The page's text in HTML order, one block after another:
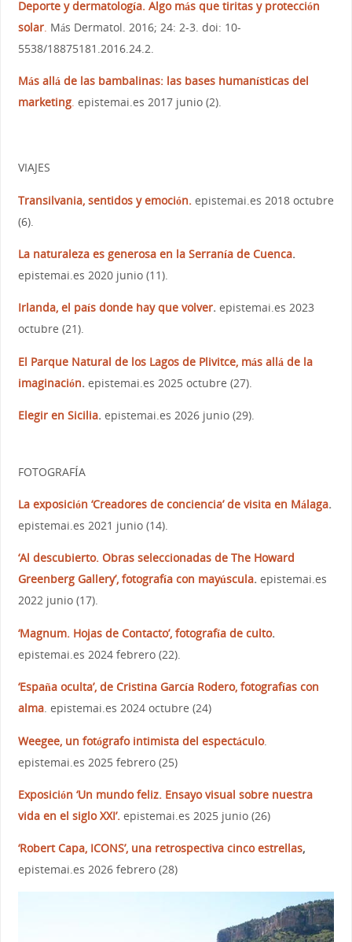
Deporte y dermatología. Algo más que tiritas y protección
solar. Más Dermatol. 2016; 24: 2-3. doi: 10-
5538/18875181.2016.24.2.
Más allá de las bambalinas: las bases humanísticas del
marketing. epistemai.es 2017 junio (2).
VIAJES
Transilvania, sentidos y emoción. epistemai.es 2018 octubre
(6).
La naturaleza es generosa en la Serranía de Cuenca.
epistemai.es 2020 junio (11).
Irlanda, el país donde hay que volver.epistemai.es 2023
octubre (21).
El Parque Natural de los Lagos de Plivitce, más allá de la
imaginación. epistemai.es 2025 octubre (27).
Elegir en Sicilia.epistemai.es 2026 junio (29).
FOTOGRAFÍA
La exposición ‘Creadores de conciencia’ de visita en Málaga.
epistemai.es 2021 junio (14).
‘Al descubierto. Obras seleccionadas de The Howard
Greenberg Gallery’, fotografía con mayúscula.epistemai.es
2022 junio (17).
‘Magnum. Hojas de Contacto’, fotografía de culto.
epistemai.es 2024 febrero (22).
‘España oculta’, de Cristina García Rodero, fotografías con
alma. epistemai.es 2024 octubre (24)
Weegee, un fotógrafo intimista del espectáculo.
epistemai.es 2025 febrero (25)
Exposición ‘Un mundo feliz. Ensayo visual sobre nuestra
vida en el siglo XXI’.epistemai.es 2025 junio (26)
‘Robert Capa, ICONS’, una retrospectiva cinco estrellas,
epistemai.es 2026 febrero (28)